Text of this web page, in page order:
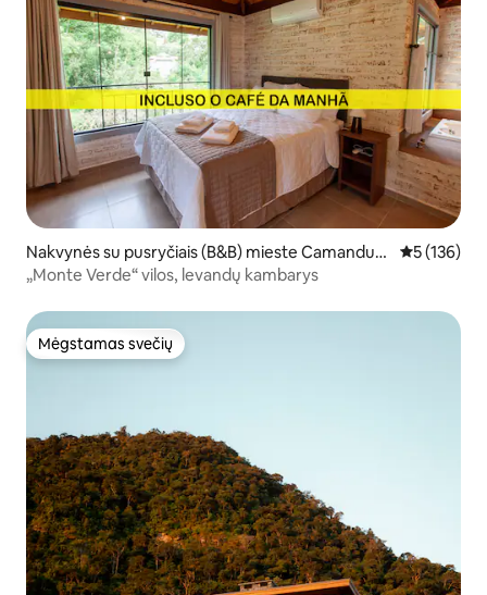
Nakvynės su pusryčiais (B&B) mieste Camanduc
aia
Vidutinis
5 (136)
„Monte Verde“ vilos, levandų kambarys
Mėgstamas svečių
Mėgstamas svečių